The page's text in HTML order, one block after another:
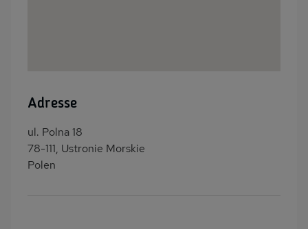
Adresse
ul. Polna 18
78-111, Ustronie Morskie
Polen